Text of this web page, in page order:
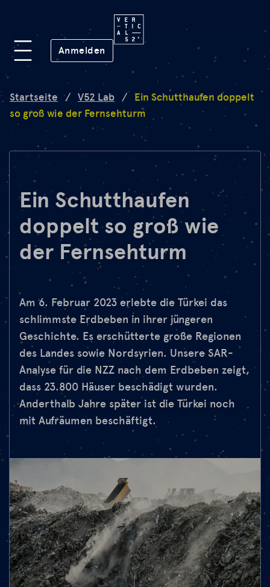
Anmelden (öffnet in neuem Fenster)
Plattform
Lab
Mission
FAQ
de en
Startseite / V52 Lab / Ein Schutthaufen doppelt
so groß wie der Fernsehturm
Ein Schutthaufen
doppelt so groß wie
der Fernsehturm
Am 6. Februar 2023 erlebte die Türkei das
schlimmste Erdbeben in ihrer jüngeren
Geschichte. Es erschütterte große Regionen
des Landes sowie Nordsyrien. Unsere SAR-
Analyse für die NZZ nach dem Erdbeben zeigt,
dass 23.800 Häuser beschädigt wurden.
Anderthalb Jahre später ist die Türkei noch
mit Aufräumen beschäftigt.